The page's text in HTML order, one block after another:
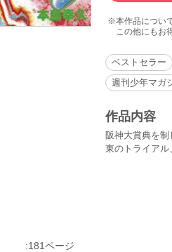
本作品につい
この他にもお
ベストセラー
週刊少年マガ
作品内容
阪神大賞典を
東のトライア
181ページ